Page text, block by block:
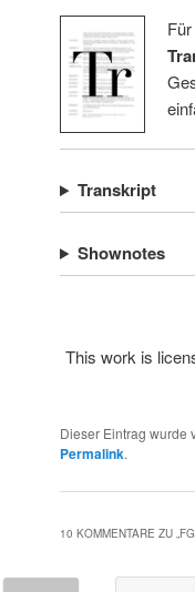
Transkript
Shownotes
This work is
Dieser Eintrag wurde
Permalink.
10 KOMMENTARE ZU „